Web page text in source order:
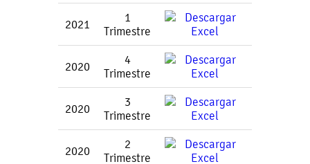
2021
1
Trimestre
2020
4
Trimestre
2020
3
Trimestre
2020
2
Trimestre